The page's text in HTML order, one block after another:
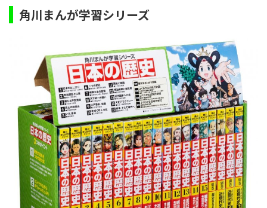
角川まんが学習シリーズ